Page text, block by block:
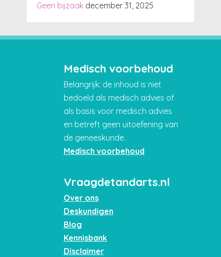
Geen bijzaak december 31, 2025
Medisch voorbehoud
Belangrijk: de inhoud is niet
bedoeld als medisch advies of
als basis voor medisch advies
en betreft geen uitoefening van
de geneeskunde.
Medisch voorbehoud
Vraagdetandarts.nl
Over ons
Deskundigen
Blog
Kennisbank
Disclaimer